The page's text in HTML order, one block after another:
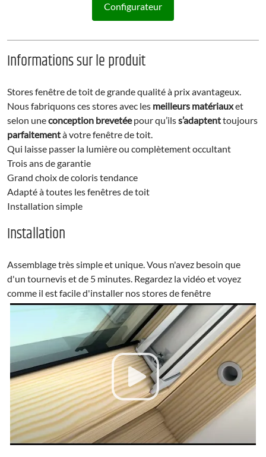
Configurateur
Informations sur le produit
Stores fenêtre de toit de grande qualité à prix avantageux.
Nous fabriquons ces stores avec les meilleurs matériauxet
selon uneconception brevetéepour qu’ilss’adaptenttoujours
parfaitementà votre fenêtre de toit.
Qui laisse passer la lumière ou complètement occultant
Trois ans de garantie
Grand choix de coloris tendance
Adapté à toutes les fenêtres de toit
Installation simple
Installation
Assemblage très simple et unique. Vous n'avez besoin que
d'un tournevis et de 5 minutes. Regardez la vidéo et voyez
comme il est facile d'installer nos stores de fenêtre